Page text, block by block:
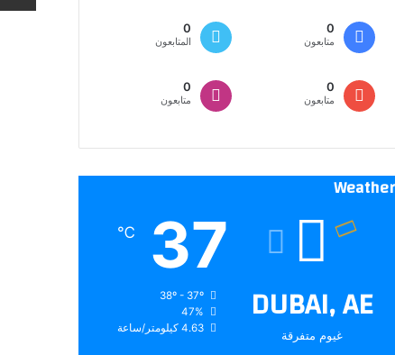
0
متابعون
0
المتابعون
0
متابعون
0
متابعون
Weather
DUBAI, AE
غيوم متفرقة
37
℃
38º - 37º
47%
4.63 كيلومتر/ساعة